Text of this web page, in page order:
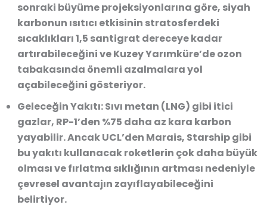
sonraki büyüme projeksiyonlarına göre, siyah
karbonun ısıtıcı etkisinin stratosferdeki
sıcaklıkları1,5 santigrat dereceye kadar
artırabileceğinive Kuzey Yarımküre’de ozon
tabakasında önemli azalmalara yol
açabileceğini gösteriyor.
Geleceğin Yakıtı:Sıvı metan (LNG) gibi itici
gazlar, RP-1’den %75 daha az kara karbon
yayabilir. Ancak UCL’den Marais, Starship gibi
bu yakıtı kullanacak roketlerin çok daha büyük
olmasıve fırlatma sıklığının artması nedeniyle
çevresel avantajın zayıflayabileceğini
belirtiyor.